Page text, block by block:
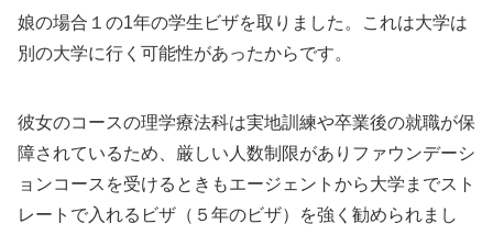
娘の場合１の1年の学生ビザを取りました。これは大学は
別の大学に行く可能性があったからです。
彼女のコースの理学療法科は実地訓練や卒業後の就職が保
障されているため、厳しい人数制限がありファウンデーシ
ョンコースを受けるときもエージェントから大学までスト
レートで入れるビザ（５年のビザ）を強く勧められまし